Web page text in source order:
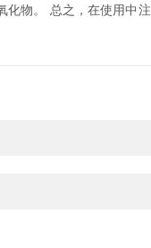
物。 总之，在使用中